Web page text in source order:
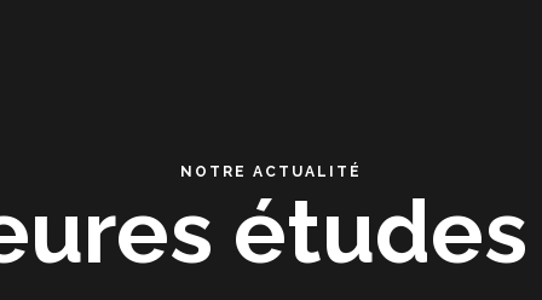
NOTRE ACTUALITÉ
études